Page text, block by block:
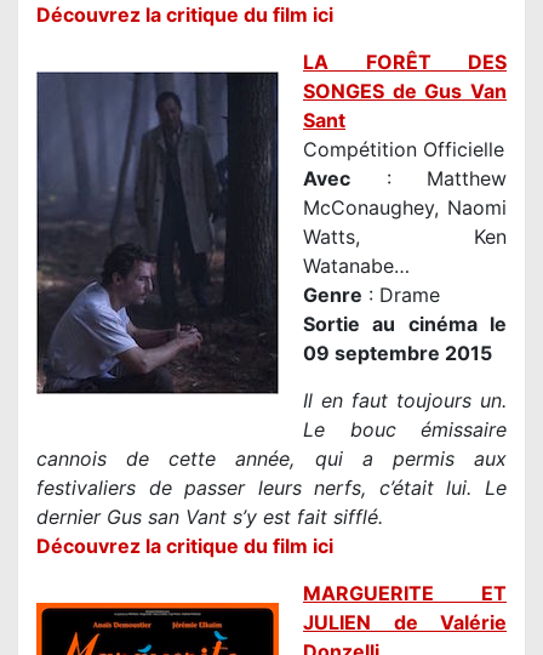
Découvrez la critique du film ici
LA FORÊT DES
SONGES de Gus Van
Sant
Compétition Officielle
Avec : Matthew
McConaughey, Naomi
Watts, Ken
Watanabe…
Genre : Drame
Sortie au cinéma le
09 septembre 2015
Il en faut toujours un.
Le bouc émissaire
cannois de cette année, qui a permis aux
festivaliers de passer leurs nerfs, c’était lui. Le
dernier Gus san Vant s’y est fait sifflé.
Découvrez la critique du film ici
MARGUERITE ET
JULIEN de Valérie